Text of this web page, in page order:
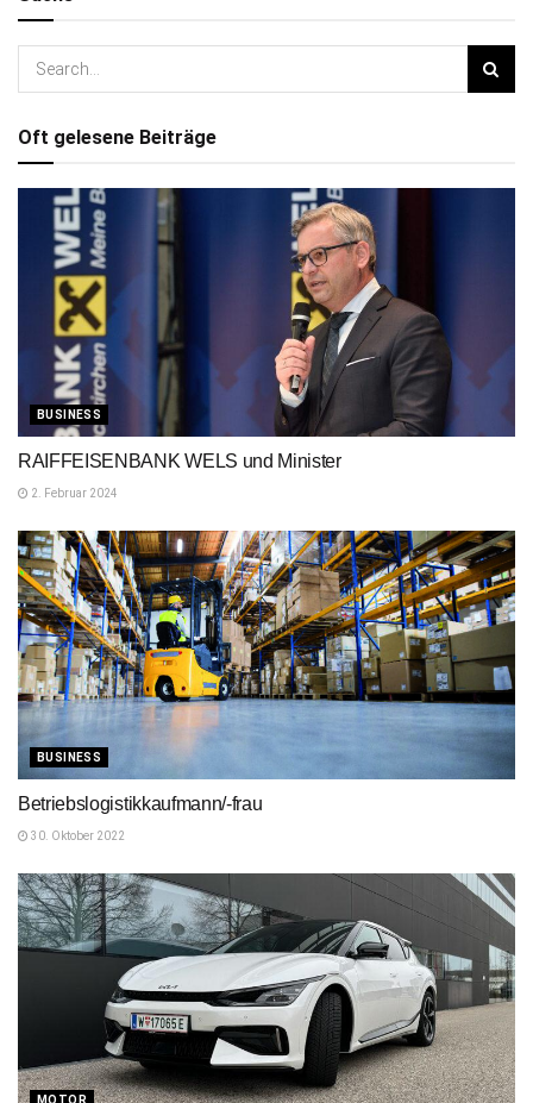
Oft gelesene Beiträge
BUSINESS
RAIFFEISENBANK WELS und Minister
2. Februar 2024
BUSINESS
Betriebslogistikkaufmann/-frau
30. Oktober 2022
MOTOR